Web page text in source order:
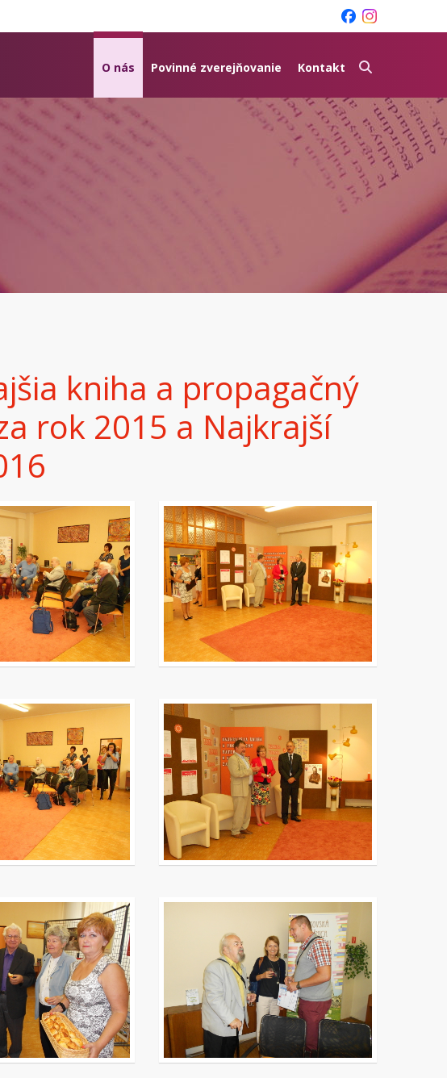
O nás Povinné zverejňovanie Kontakt
kniha a propagačný
rok 2015 a Najkrajší